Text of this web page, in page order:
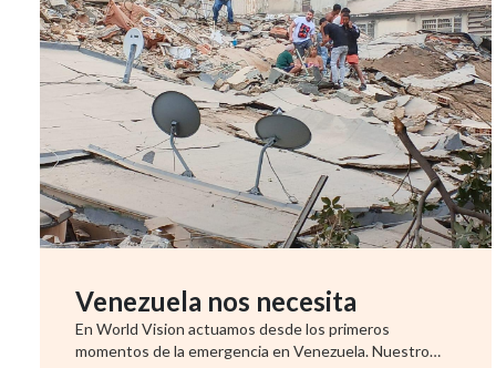
Venezuela nos necesita
En World Vision actuamos desde los primeros
momentos de la emergencia en Venezuela. Nuestro